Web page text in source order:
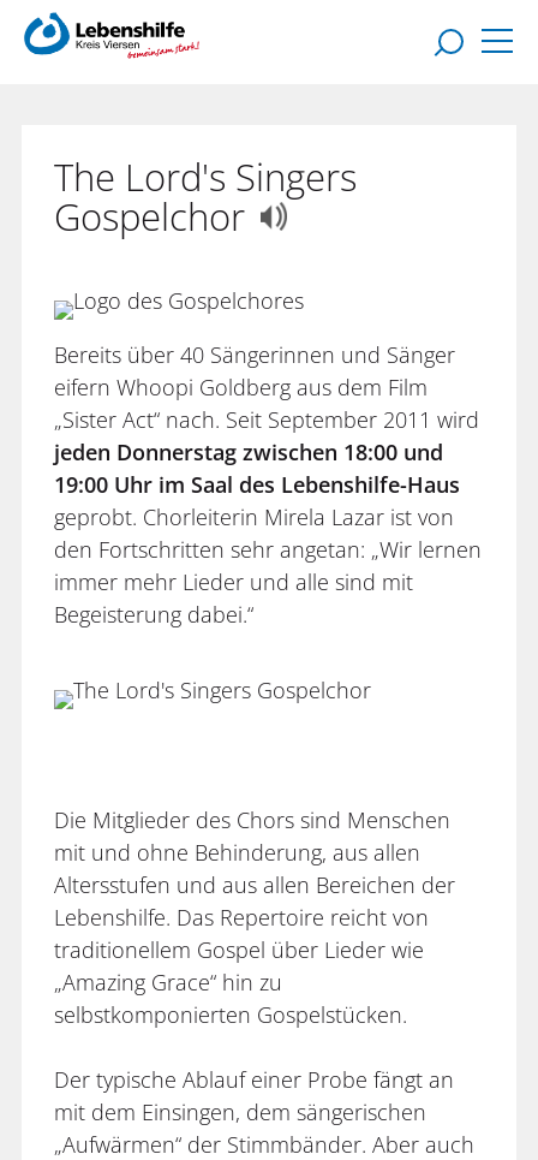
The Lord's Singers
Gospelchor
Bereits über 40 Sängerinnen und Sänger
eifern Whoopi Goldberg aus dem Film
„Sister Act“ nach. Seit September 2011 wird
jeden Donnerstag zwischen 18:00 und
19:00 Uhr im Saal des Lebenshilfe-Haus
geprobt. Chorleiterin Mirela Lazar ist von
den Fortschritten sehr angetan: „Wir lernen
immer mehr Lieder und alle sind mit
Begeisterung dabei.“
Die Mitglieder des Chors sind Menschen
mit und ohne Behinderung, aus allen
Altersstufen und aus allen Bereichen der
Lebenshilfe. Das Repertoire reicht von
traditionellem Gospel über Lieder wie
„Amazing Grace“ hin zu
selbstkomponierten Gospelstücken.
Der typische Ablauf einer Probe fängt an
mit dem Einsingen, dem sängerischen
„Aufwärmen“ der Stimmbänder. Aber auch